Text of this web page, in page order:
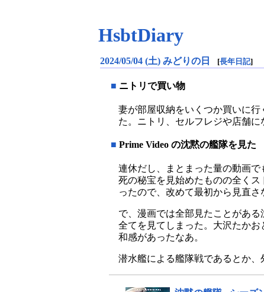
HsbtDiary
2024/05/04 (土) みどりの日 [長年日記]
■ ニトリで買い物
妻が部屋収納をいくつか買いに
た。ニトリ、セルフレジや店舗
■ Prime Video の沈黙の艦隊を見た
連休だし、まとまった量の動画
死の秘宝を見始めたものの全く
ったので、改めて最初から見直
で、漫画では全部見たことがあ
全てを見てしまった。大沢たか
和感があったなあ。
潜水艦による艦隊戦であるとか、